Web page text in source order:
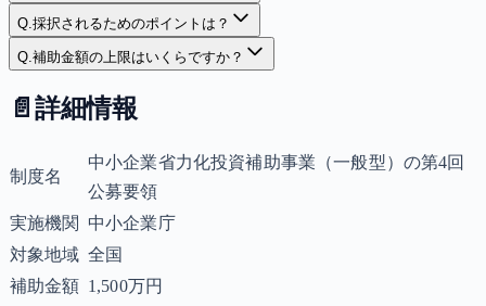
Q.採択されるためのポイントは？
Q.補助金額の上限はいくらですか？
📄 詳細情報
制度名
中小企業省力化投資補助事業（一般型）の第4回
公募要領
実施機関
中小企業庁
対象地域 全国
補助金額 1,500万円